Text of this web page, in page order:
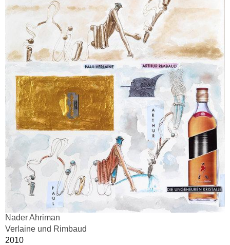
Nader Ahriman
Verlaine und Rimbaud
2010